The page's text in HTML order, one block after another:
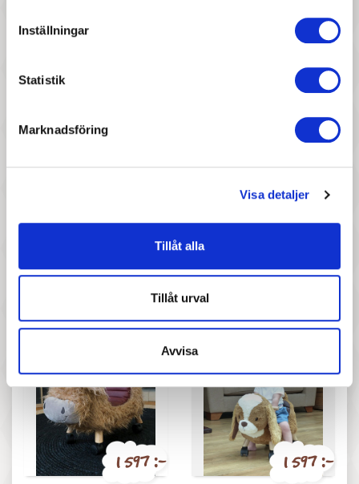
Inställningar
Statistik
Marknadsföring
Visa detaljer
Tillåt alla
Tillåt urval
Avvisa
Gungdjur, Hubert
1 697 :-
Little Bird Told Me - Celeste &
Fae, gungande enhörning
1 697 :-
Little Bird Told Me -
Little Bird Told Me - Moobert
1 597 :- 1 597 :-